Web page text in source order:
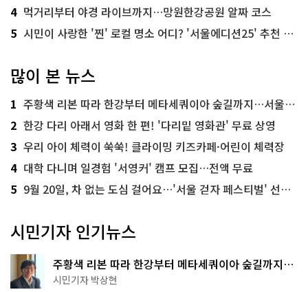
4 먹거리부터 야경 라이브까지…망원한강공원 알짜 코스
5 시민이 사랑한 '찐' 로컬 명소 어디? '서울에디션25' 추천 코스
많이 본 뉴스
1 주황색 리본 따라 한강부터 메타세쿼이아 숲길까지…서울둘레길 15코스
2 한강 다리 아래서 영화 한 편! '다리밑 영화관' 무료 상영
3 우리 아이 체력이 쑥쑥! 클라이밍 키즈카페·어린이 체력장
4 대학 다니며 일경험 '서영커' 캠프 모집…전액 무료
5 9월 20일, 차 없는 도심 걸어요…'서울 걷자 페스티벌' 선착순 5천명
시민기자 인기뉴스
주황색 리본 따라 한강부터 메타세쿼이아 숲길까지…
서울둘레길 15코스
시민기자 박상현